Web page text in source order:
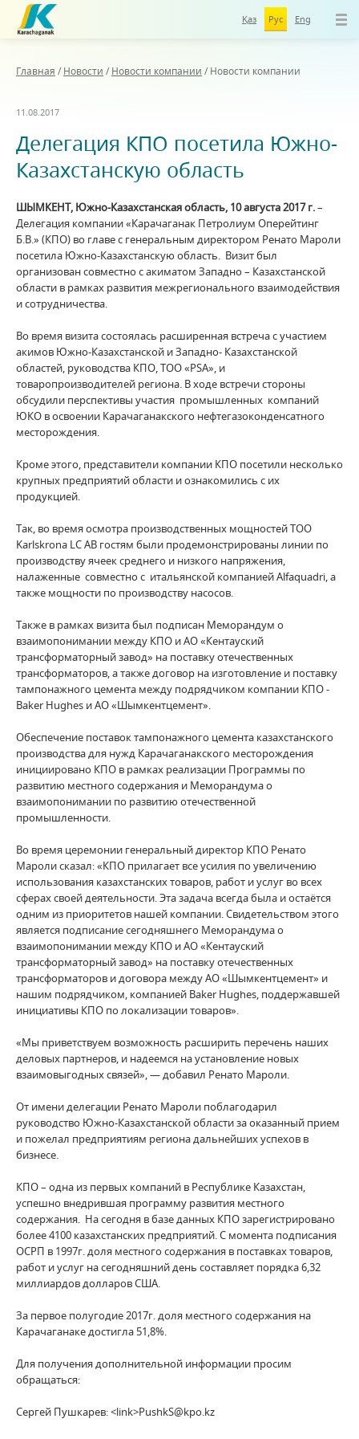
Қаз Рус Eng
Главная / Новости / Новости компании / Новости компании
11.08.2017
Делегация КПО посетила Южно-
Казахстанскую область
ШЫМКЕНТ, Южно-Казахстанская область, 10 августа 2017 г.–
Делегация компании «Карачаганак Петролиум Оперейтинг
Б.В.» (КПО) во главе с генеральным директором Ренато Мароли
посетила Южно-Казахстанскую область. Визит был
организован совместно с акиматом Западно – Казахстанской
области в рамках развития межрегионального взаимодействия
и сотрудничества.
Во время визита состоялась расширенная встреча с участием
акимов Южно-Казахстанской и Западно- Казахстанской
областей, руководства КПО, ТОО «PSA», и
товаропроизводителей региона. В ходе встречи стороны
обсудили перспективы участия промышленных компаний
ЮКО в освоении Карачаганакского нефтегазоконденсатного
месторождения.
Кроме этого, представители компании КПО посетили несколько
крупных предприятий области и ознакомились с их
продукцией.
Так, во время осмотра производственных мощностей ТОО
Karlskrona LC AB гостям были продемонстрированы линии по
производству ячеек среднего и низкого напряжения,
налаженные совместно с итальянской компанией Alfaquadri, а
также мощности по производству насосов.
Также в рамках визита был подписан Меморандум о
взаимопонимании между КПО и АО «Кентауский
трансформаторный завод» на поставку отечественных
трансформаторов, а также договор на изготовление и поставку
тампонажного цемента между подрядчиком компании КПО -
Baker Hughes и АО «Шымкентцемент».
Обеспечение поставок тампонажного цемента казахстанского
производства для нужд Карачаганакского месторождения
инициировано КПО в рамках реализации Программы по
развитию местного содержания и Меморандума о
взаимопонимании по развитию отечественной
промышленности.
Во время церемонии генеральный директор КПО Ренато
Мароли сказал: «КПО прилагает все усилия по увеличению
использования казахстанских товаров, работ и услуг во всех
сферах своей деятельности. Эта задача всегда была и остаётся
одним из приоритетов нашей компании. Свидетельством этого
является подписание сегодняшнего Меморандума о
взаимопонимании между КПО и АО «Кентауский
трансформаторный завод» на поставку отечественных
трансформаторов и договора между АО «Шымкентцемент» и
нашим подрядчиком, компанией Baker Hughes, поддержавшей
инициативы КПО по локализации товаров».
«Мы приветствуем возможность расширить перечень наших
деловых партнеров, и надеемся на установление новых
взаимовыгодных связей», — добавил Ренато Мароли.
От имени делегации Ренато Мароли поблагодарил
руководство Южно-Казахстанской области за оказанный прием
и пожелал предприятиям региона дальнейших успехов в
бизнесе.
КПО – одна из первых компаний в Республике Казахстан,
успешно внедрившая программу развития местного
содержания. На сегодня в базе данных КПО зарегистрировано
более 4100 казахстанских предприятий. C момента подписания
ОСРП в 1997г. доля местного содержания в поставках товаров,
работ и услуг на сегодняшний день составляет порядка 6,32
миллиардов долларов США.
За первое полугодие 2017г. доля местного содержания на
Карачаганаке достигла 51,8%.
Для получения дополнительной информации просим
обращаться:
Сергей Пушкарев: <link>PushkS@kpo.kz